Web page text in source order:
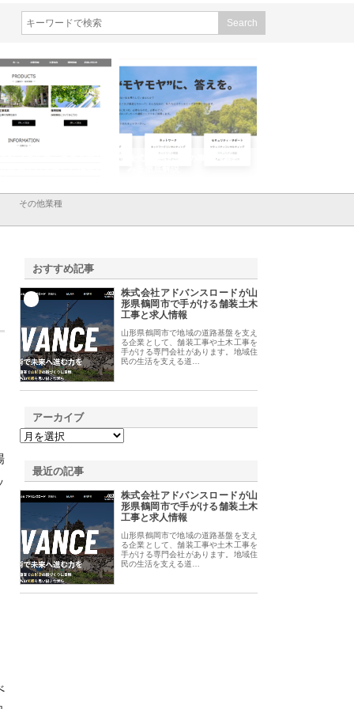
提供する充実した情報内
株式会社ＣＳＡの事業内容と強
その他業種
おすすめ記事
株式会社アドバンスロードが山
形県鶴岡市で手がける舗装土木
工事と求人情報
山形県鶴岡市で地域の道路基盤を支え
る企業として、舗装工事や土木工事を
手がける専門会社があります。地域住
民の生活を支える道…
アーカイブ
最近の記事
株式会社アドバンスロードが山
形県鶴岡市で手がける舗装土木
工事と求人情報
山形県鶴岡市で地域の道路基盤を支え
る企業として、舗装工事や土木工事を
手がける専門会社があります。地域住
民の生活を支える道…